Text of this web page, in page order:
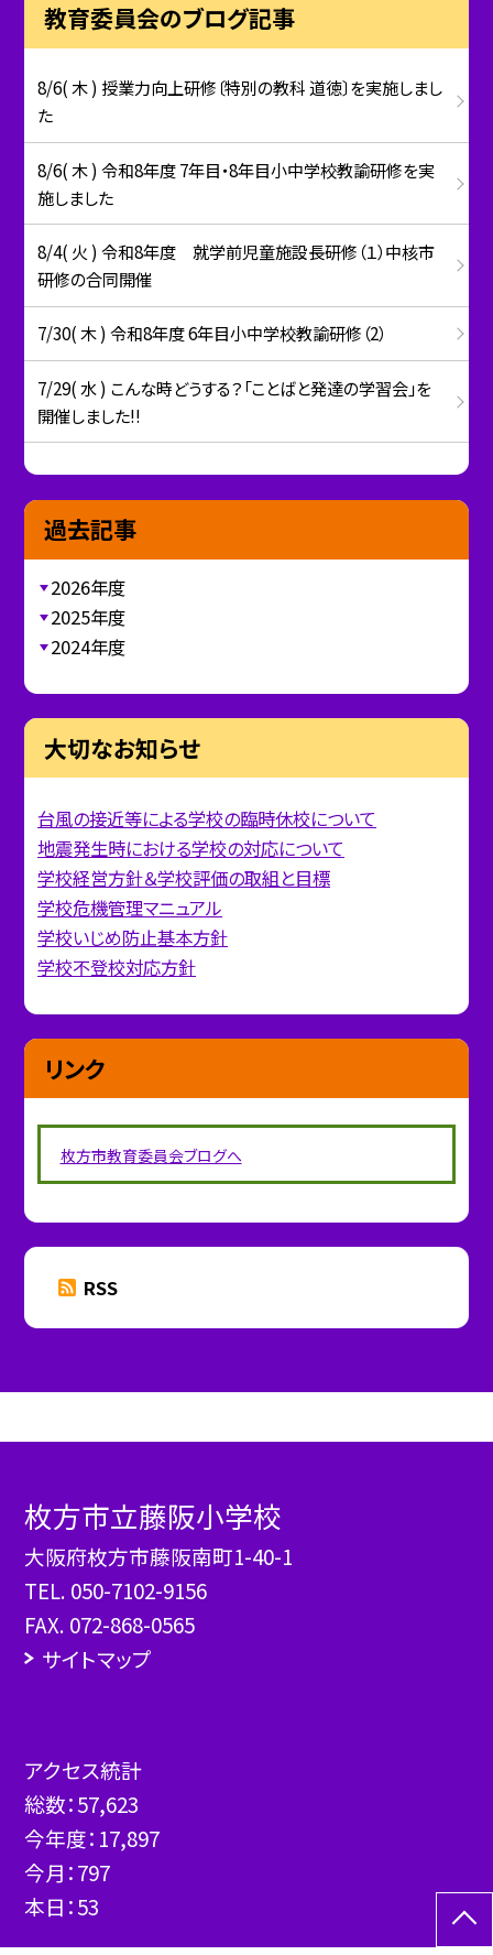
教育委員会のブログ記事
8/6( 木 ) 授業力向上研修〔特別の教科 道徳〕を実施しまし
た
8/6( 木 ) 令和8年度 7年目・8年目小中学校教諭研修を実
施しました
8/4( 火 ) 令和8年度 就学前児童施設長研修（１）中核市
研修の合同開催
7/30( 木 ) 令和8年度 6年目小中学校教諭研修（2）
7/29( 水 ) こんな時どうする？「ことばと発達の学習会」を
開催しました!!
過去記事
2026年度
2025年度
2024年度
大切なお知らせ
台風の接近等による学校の臨時休校について
地震発生時における学校の対応について
学校経営方針＆学校評価の取組と目標
学校危機管理マニュアル
学校いじめ防止基本方針
学校不登校対応方針
リンク
枚方市教育委員会ブログへ
RSS
枚方市立藤阪小学校
大阪府枚方市藤阪南町1-40-1
TEL. 050-7102-9156
FAX. 072-868-0565
サイトマップ
アクセス統計
総数：57,623
今年度： 17,897
今月：797
本日：53